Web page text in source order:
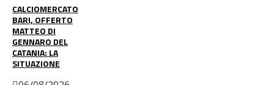
CALCIOMERCATO
BARI, OFFERTO
MATTEO DI
GENNARO DEL
CATANIA: LA
SITUAZIONE